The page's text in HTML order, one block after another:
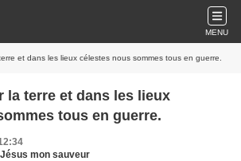
MENU
et dans les lieux célestes nous sommes tous en guerre.
la terre et dans les lieux
tous en guerre.
mon sauveur